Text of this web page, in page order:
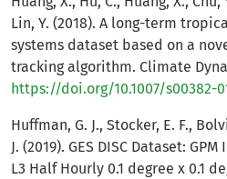
Lin, Y. (2018). A long-term
systems dataset based on a
tracking algorithm. Climate
https://doi.org/10.1007/s00382-
Huffman, G. J., Stocker, E. F.,
J. (2019). GES DISC Dataset:
L3 Half Hourly 0.1 degree x 0.1